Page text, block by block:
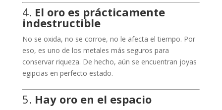
4. El oro es prácticamente
indestructible
No se oxida, no se corroe, no le afecta el tiempo. Por
eso, es uno de los metales más seguros para
conservar riqueza. De hecho, aún se encuentran joyas
egipcias en perfecto estado.
5. Hay oro en el espacio